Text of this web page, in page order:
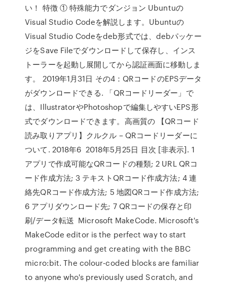
い！ 特徴 ① 特殊能力でダンジョン Ubuntuの
Visual Studio Codeを解説します。Ubuntuの
Visual Studio Codeをdeb形式では、debパッケー
ジをSave Fileでダウンロードして保存し、インス
トーラーを起動し展開してから認証画面に移動しま
す。 2019年1月31日 その4：QRコードのEPSデータ
がダウンロードできる. 「QRコードリーダー」で
は、IllustratorやPhotoshopで編集しやすいEPS形
式でダウンロードできます。高画質の 【QRコード
読み取りアプリ】クルクル – QRコードリーダーに
ついて. 2018年6 2018年5月25日 目次 [非表示]. 1
アプリで作成可能なQRコードの種類; 2 URL QRコ
ード作成方法; 3 テキストQRコード作成方法; 4 連
絡先QRコード作成方法; 5 地図QRコード作成方法;
6 アプリダウンロード先; 7 QRコードの保存と印
刷/データ転送 Microsoft MakeCode. Microsoft's
MakeCode editor is the perfect way to start
programming and get creating with the BBC
micro:bit. The colour-coded blocks are familiar
to anyone who's previously used Scratch, and